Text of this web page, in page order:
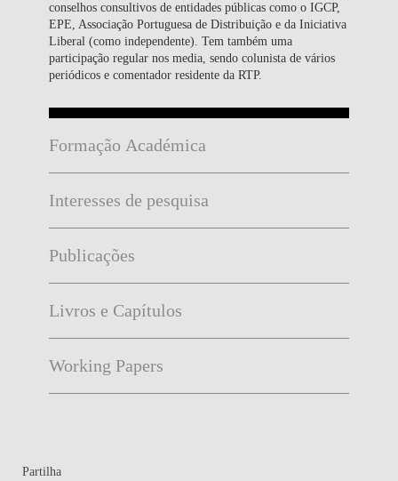
conselhos consultivos de entidades públicas como o IGCP,
EPE, Associação Portuguesa de Distribuição e da Iniciativa
Liberal (como independente). Tem também uma
participação regular nos media, sendo colunista de vários
periódicos e comentador residente da RTP.
Formação Académica
Interesses de pesquisa
Publicações
Livros e Capítulos
Working Papers
Partilha